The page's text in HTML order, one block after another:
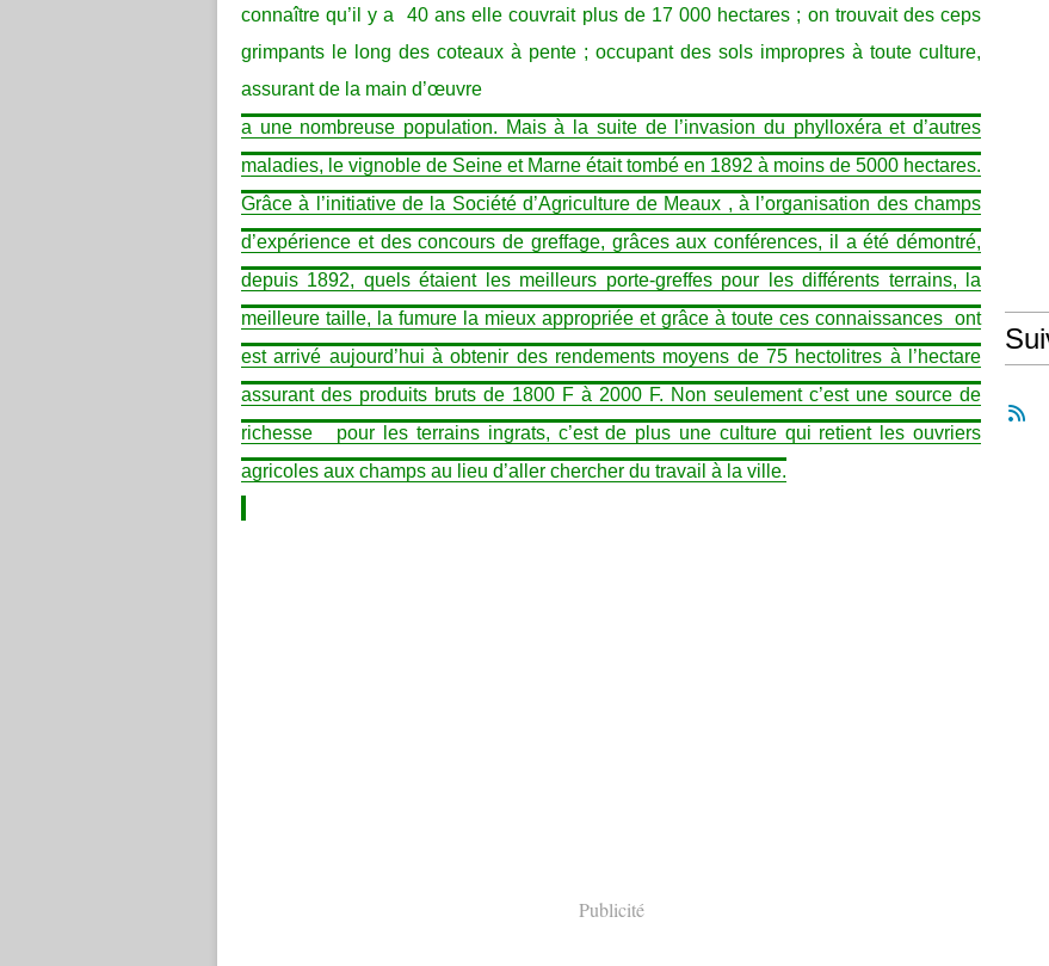
connaître qu’il y a
40 ans elle couvrait plus de 17 000 hectares ; on trouvait des ceps
grimpants le long des coteaux à pente ; occupant des sols impropres à toute culture,
assurant de la main d’œuvre
a une nombreuse population. Mais à la suite de l’invasion du phylloxéra et d’autres
maladies, le vignoble de Seine et Marne était tombé en 1892 à moins de 5000 hectares.
Grâce à l’initiative de la Société d’Agriculture de Meaux , à l’organisation des champs
d’expérience et des concours de greffage, grâces aux conférences, il a été démontré,
depuis 1892, quels étaient les meilleurs porte-greffes pour les différents terrains, la
meilleure taille, la fumure la mieux appropriée et grâce à toute ces connaissances ont
est arrivé aujourd’hui à obtenir des rendements moyens de 75 hectolitres à l’hectare
assurant des produits bruts de 1800 F à 2000 F. Non seulement c’est une source de
richesse
pour les terrains ingrats, c’est de plus une culture qui retient les ouvriers
agricoles aux champs au lieu d’aller chercher du travail à la ville.
Publicité